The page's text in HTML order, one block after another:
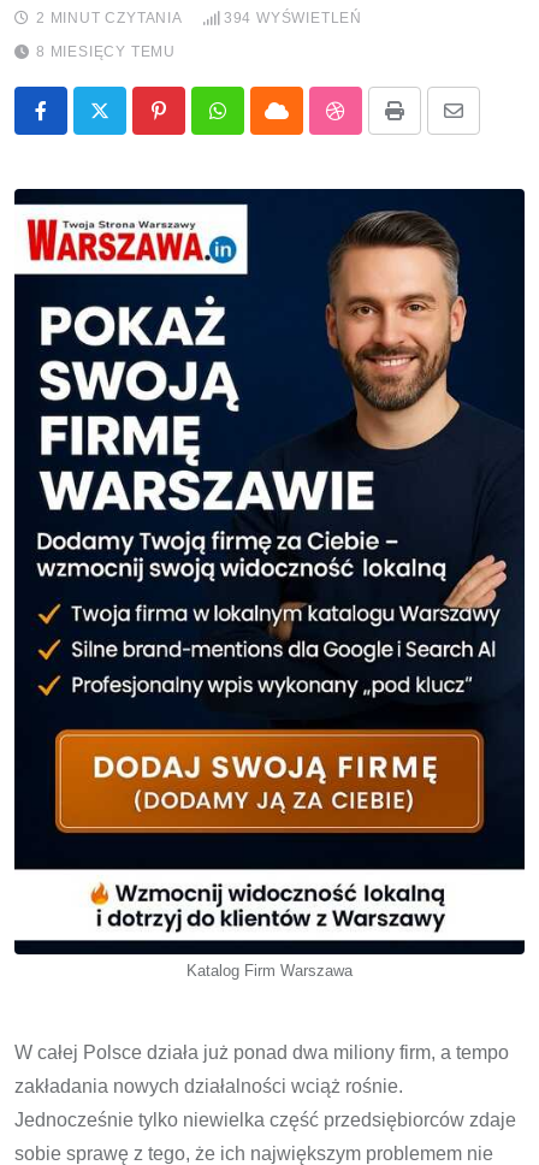
2 MINUT CZYTANIA
394 WYŚWIETLEŃ
8 MIESIĘCY TEMU
PinterestWhatsappCloud StumbleUpon
Print
Share
Email
Katalog Firm Warszawa
W całej Polsce działa już ponad dwa miliony firm, a tempo
zakładania nowych działalności wciąż rośnie.
Jednocześnie tylko niewielka część przedsiębiorców zdaje
sobie sprawę z tego, że ich największym problemem nie